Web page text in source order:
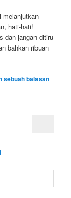
melanjutkan
hati-hati!
dan jangan ditiru
bahkan ribuan
sebuah balasan